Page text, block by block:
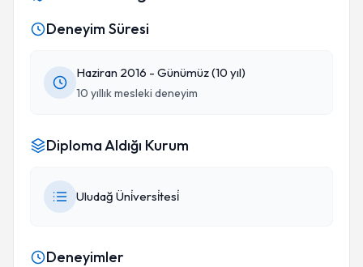
Deneyim Süresi
Haziran 2016 - Günümüz (10 yıl)
10 yıllık mesleki deneyim
Diploma Aldığı Kurum
Uludağ Üni̇versi̇tesi̇
Deneyimler